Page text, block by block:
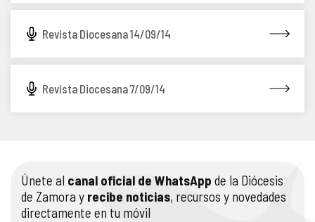
Revista Diocesana 14/09/14
Revista Diocesana 7/09/14
Únete al canal oficial de WhatsApp de la Diócesis
de Zamora y recibe noticias, recursos y novedades
directamente en tu móvil